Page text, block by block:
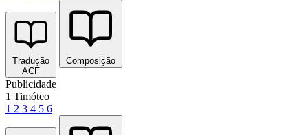
Tradução
ACF
Composição
Publicidade
1 Timóteo
1 2 3 4 5 6